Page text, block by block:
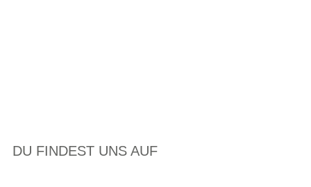
DU FINDEST UNS AUF